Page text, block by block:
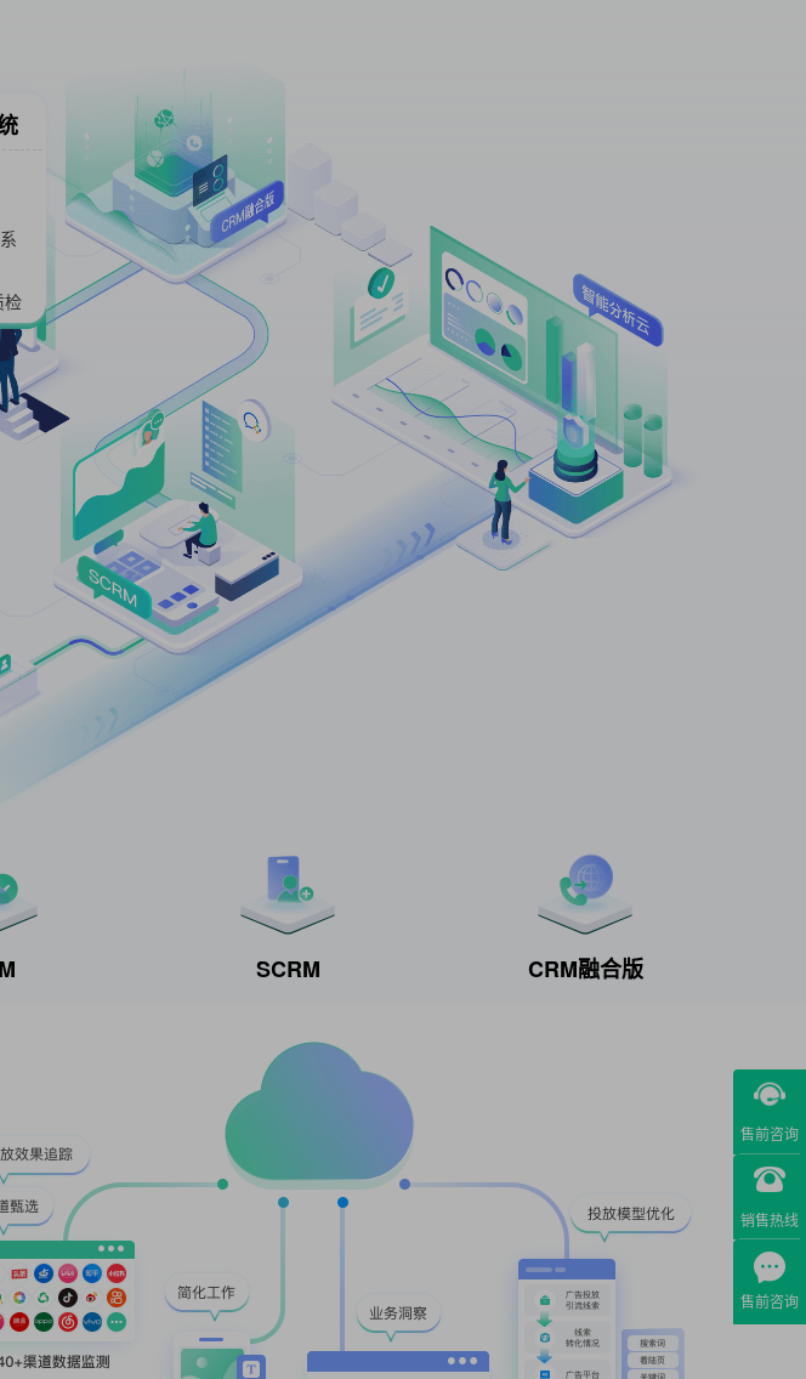
售前咨询
销售热线
售前咨询
SCRM企微社群
全平台活码引流软件
SCRM私域运营系统工
具
客户挖掘分层管理
私域直播课
SCRM CRM融合版